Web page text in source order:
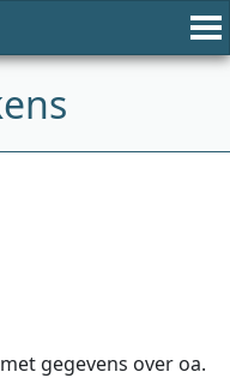
gegevens over oa.